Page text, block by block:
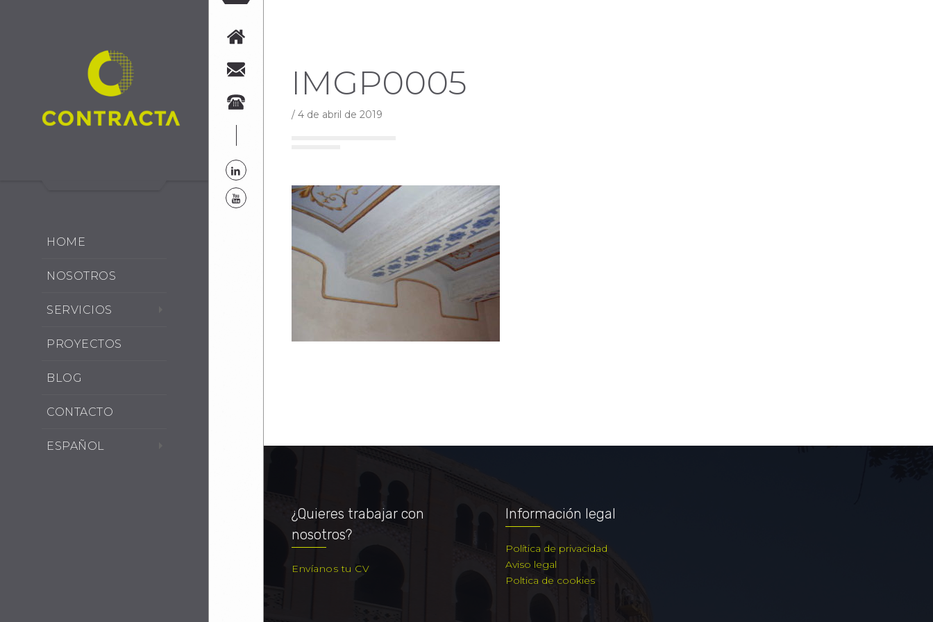
HOME
NOSOTROS
SERVICIOS
PROYECTOS
BLOG
CONTACTO
ESPAÑOL
IMGP0005
/ 4 de abril de 2019
¿Quieres trabajar con
nosotros?
Envíanos tu CV
Información legal
Política de privacidad
Aviso legal
Poltica de cookies